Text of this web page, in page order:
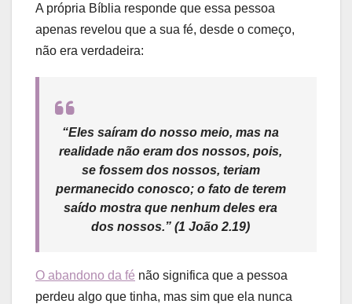
A própria Bíblia responde que essa pessoa
apenas revelou que a sua fé, desde o começo,
não era verdadeira:
“Eles saíram do nosso meio, mas na
realidade não eram dos nossos, pois,
se fossem dos nossos, teriam
permanecido conosco; o fato de terem
saído mostra que nenhum deles era
dos nossos.” (1 João 2.19)
O abandono da fé não significa que a pessoa
perdeu algo que tinha, mas sim que ela nunca